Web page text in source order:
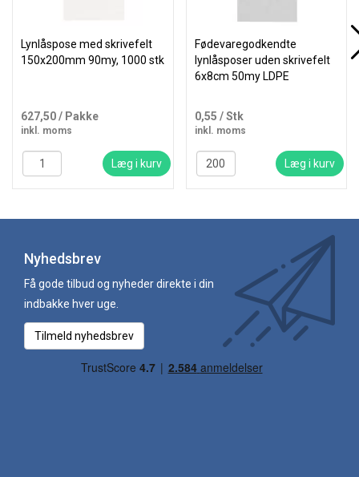
Lynlåspose med skrivefelt
150x200mm 90my, 1000 stk
627,50/ Pakke
inkl. moms
Læg i kurv
Fødevaregodkendte
lynlåsposer uden skrivefelt
6x8cm 50my LDPE
0,55 / Stk
inkl. moms
Læg i kurv
Nyhedsbrev
Få gode tilbud og nyheder direkte i din
indbakke hver uge.
Tilmeld nyhedsbrev